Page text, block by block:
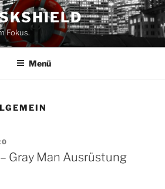
Fokus.
Menü
Gray Man Ausrüstung